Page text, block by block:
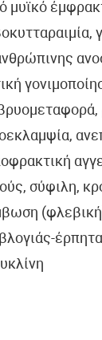
μυϊκό
σύφιλη,